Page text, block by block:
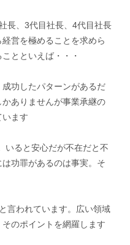
長、3代目社長、4代目社長
営を極めることを求めら
とといえば・・・
功したパターンがあるだ
ありませんが事業承継の
ます
ると安心だが不在だと不
功罪があるのは事実。そ
言われています。広い領域
のポイントを網羅します